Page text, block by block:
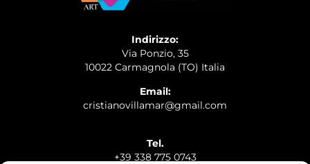
Indirizzo:
Via Ponzio, 35
10022 Carmagnola (TO) Italia
Email:
cristianovillamar@gmail.com
Tel.
+39 338 775 0743